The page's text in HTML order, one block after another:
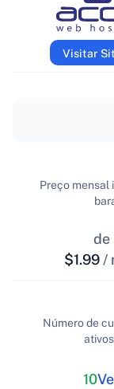
PT-BR
Visitar
de
$1.99/
Preço mensal
10
Número de